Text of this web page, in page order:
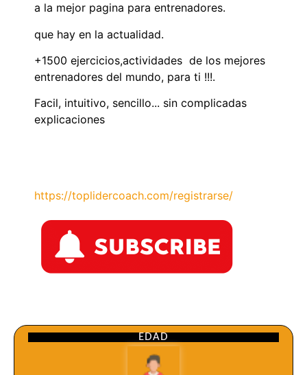
a la mejor pagina para entrenadores.
que hay en la actualidad.
+1500 ejercicios,actividades de los mejores
entrenadores del mundo, para ti !!!.
Facil, intuitivo, sencillo... sin complicadas
explicaciones
https://toplidercoach.com/registrarse/
EDAD